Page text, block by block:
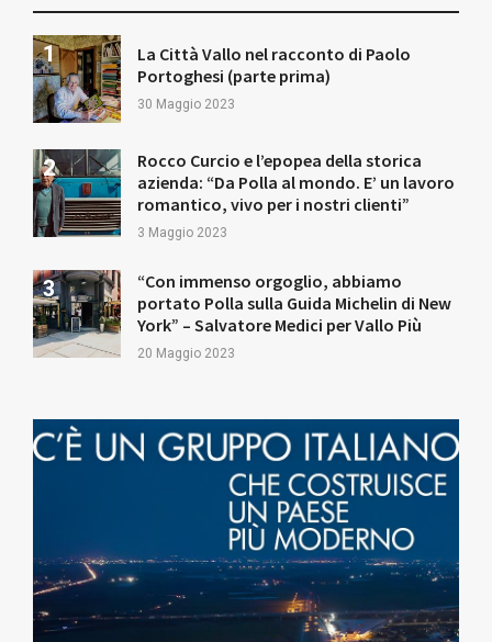
La Città Vallo nel racconto di Paolo
Portoghesi (parte prima)
30 Maggio 2023
Rocco Curcio e l’epopea della storica
azienda: “Da Polla al mondo. E’ un lavoro
romantico, vivo per i nostri clienti”
3 Maggio 2023
“Con immenso orgoglio, abbiamo
portato Polla sulla Guida Michelin di New
York” – Salvatore Medici per Vallo Più
20 Maggio 2023